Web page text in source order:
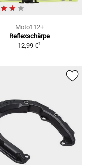
Moto112+
Reflexschärpe
12,99 €1